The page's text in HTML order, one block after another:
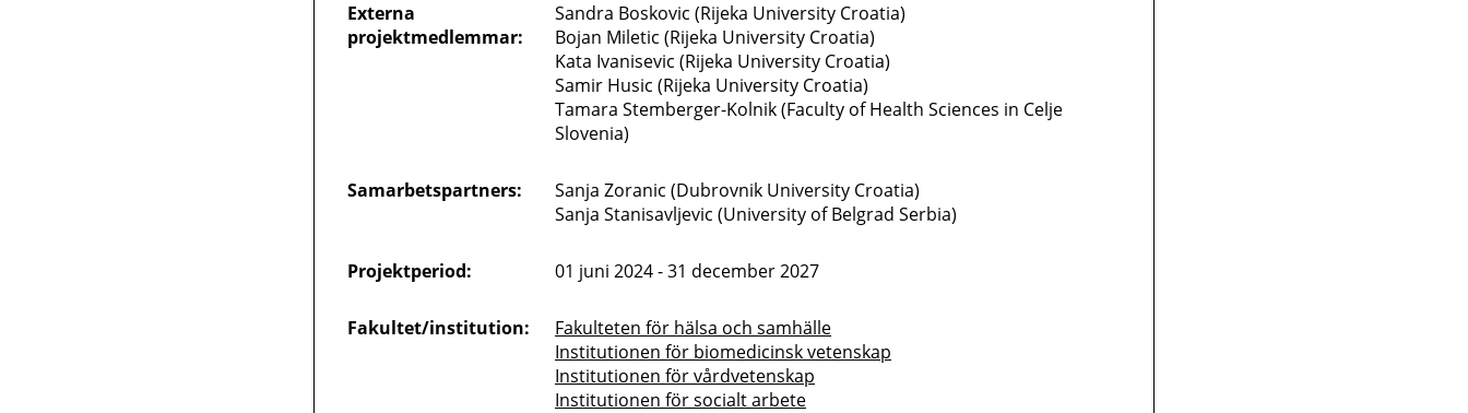
Externa
projektmedlemmar:
Sandra Boskovic (Rijeka University Croatia)
Bojan Miletic (Rijeka University Croatia)
Kata Ivanisevic (Rijeka University Croatia)
Samir Husic (Rijeka University Croatia)
Tamara Stemberger-Kolnik (Faculty of Health Sciences in Celje
Slovenia)
Samarbetspartners:
Sanja Zoranic (Dubrovnik University Croatia)
Sanja Stanisavljevic (University of Belgrad Serbia)
Projektperiod: 01 juni 2024 - 31 december 2027
Fakultet/institution:
Fakulteten för hälsa och samhälle
Institutionen för biomedicinsk vetenskap
Institutionen för vårdvetenskap
Institutionen för socialt arbete